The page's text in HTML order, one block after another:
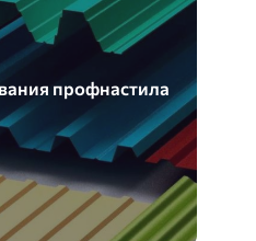
профнастила